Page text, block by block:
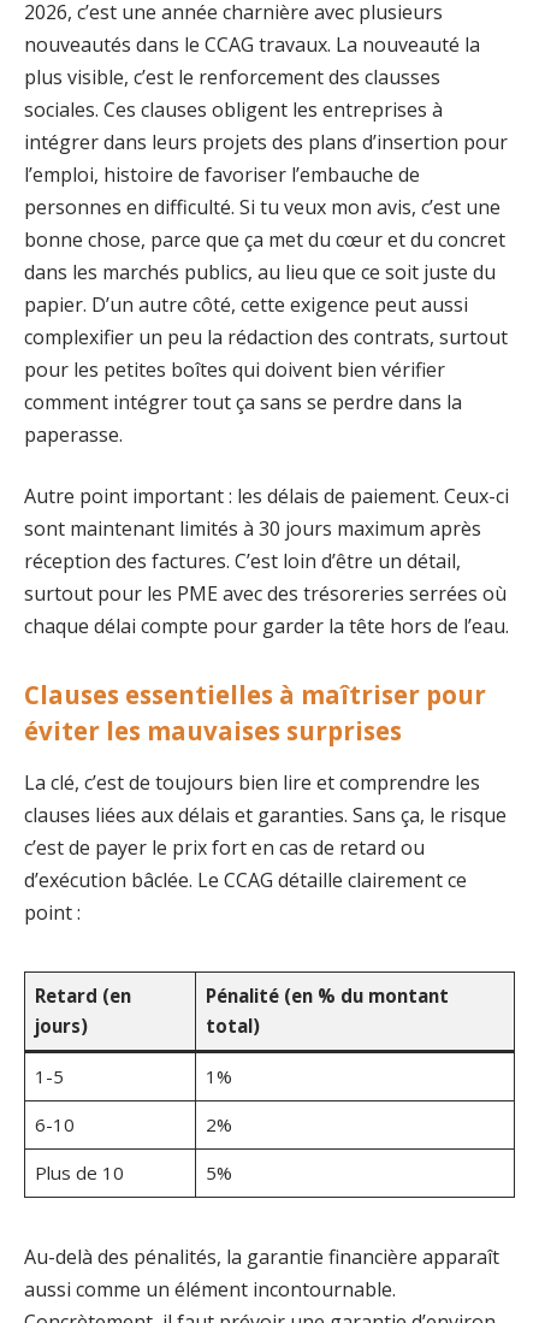
2026, c’est une année charnière avec plusieurs
nouveautés dans le CCAG travaux. La nouveauté la
plus visible, c’est le renforcement des clausses
sociales. Ces clauses obligent les entreprises à
intégrer dans leurs projets des plans d’insertion pour
l’emploi, histoire de favoriser l’embauche de
personnes en difficulté. Si tu veux mon avis, c’est une
bonne chose, parce que ça met du cœur et du concret
dans les marchés publics, au lieu que ce soit juste du
papier. D’un autre côté, cette exigence peut aussi
complexifier un peu la rédaction des contrats, surtout
pour les petites boîtes qui doivent bien vérifier
comment intégrer tout ça sans se perdre dans la
paperasse.
Autre point important : les délais de paiement. Ceux-ci
sont maintenant limités à 30 jours maximum après
réception des factures. C’est loin d’être un détail,
surtout pour les PME avec des trésoreries serrées où
chaque délai compte pour garder la tête hors de l’eau.
Clauses essentielles à maîtriser pour
éviter les mauvaises surprises
La clé, c’est de toujours bien lire et comprendre les
clauses liées aux délais et garanties. Sans ça, le risque
c’est de payer le prix fort en cas de retard ou
d’exécution bâclée. Le CCAG détaille clairement ce
point :
Retard (en
jours)
Pénalité (en % du montant
total)
1-5
1%
6-10
2%
Plus de 10
5%
Au-delà des pénalités, la garantie financière apparaît
aussi comme un élément incontournable.